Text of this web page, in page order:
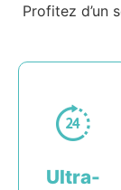
Profitez d’un
Ultra-